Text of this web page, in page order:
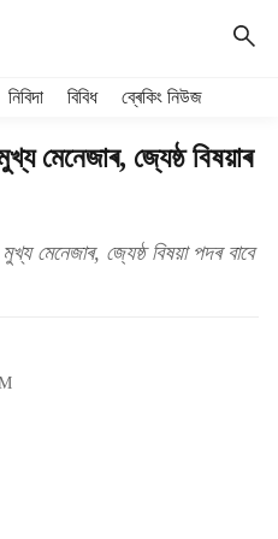
নিবিদা বিবিধ ব্ৰেকিং নিউজ
জ্যেষ্ঠ বিষয়াৰ
মেনেজাৰ, জ্যেষ্ঠ বিষয়া পদৰ বাবে